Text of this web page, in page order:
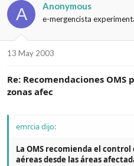
A Anonymous
e-mergencista
13 May 2003
Re: Recomendaciones
zonas afec
emrcia dijo:
La OMS recomienda el
aéreas desde las áreas